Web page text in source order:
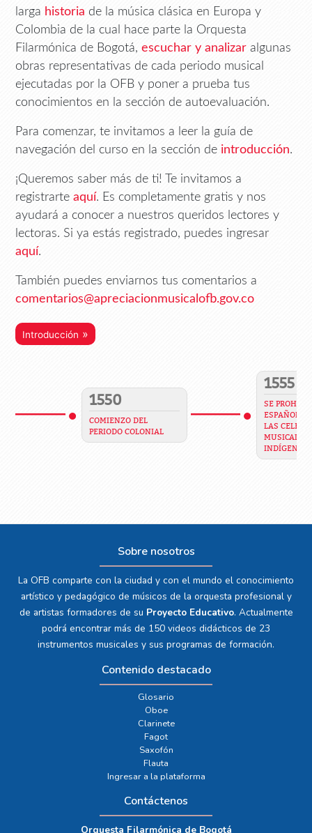
larga historia de la música clásica en Europa y
Colombia de la cual hace parte la Orquesta
Filarmónica de Bogotá,escuchar y analizar algunas
obras representativas de cada periodo musical
ejecutadas por la OFB y poner a prueba tus
conocimientos en la sección de autoevaluación.
Para comenzar, te invitamos a leer la guía de
navegación del curso en la sección de introducción.
¡Queremos saber más de ti! Te invitamos a
registrarteaquí. Es completamente gratis y nos
ayudará a conocer a nuestros queridos lectores y
lectoras. Si ya estás registrado, puedes ingresar
aquí.
También puedes enviarnos tus comentarios a
comentarios@apreciacionmusicalofb.gov.co
Introducción »
1550
COMIENZO DEL
PERIODO COLONIAL
1555
SE PROHIBE
LAS
MUSICALES
INDÍGENAS
Sobre nosotros
La OFB comparte con la ciudad y con el mundo el conocimiento
artístico y pedagógico de músicos de la orquesta profesional y
de artistas formadores de su Proyecto Educativo. Actualmente
podrá encontrar más de 150 videos didácticos de 23
instrumentos musicales y sus programas de formación.
Contenido destacado
Glosario
Oboe
Clarinete
Fagot
Saxofón
Flauta
Ingresar a la plataforma
Contáctenos
Orquesta Filarmónica de Bogotá